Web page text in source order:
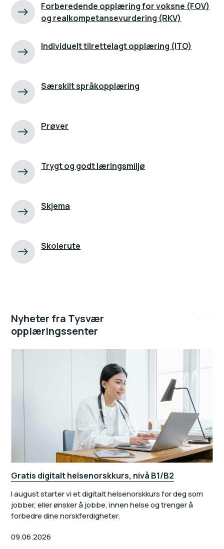
Forberedende opplæring for voksne (FOV)
og realkompetansevurdering (RKV)
Individuelt tilrettelagt opplæring (ITO)
Særskilt språkopplæring
Prøver
Trygt og godt læringsmiljø
Skjema
Skolerute
Nyheter fra Tysvær
opplæringssenter
09.06.2026
Gratis digitalt helsenorskkurs, nivå B1/B2
I august starter vi et digitalt helsenorskkurs for deg som
jobber, eller ønsker å jobbe, innen helse og trenger å
forbedre dine norskferdigheter.